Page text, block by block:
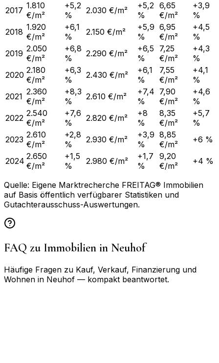
2017 1.810
€/m²
+5,2
%
2.030 €/m²
+5,2
%
6,65
€/m²
+3,9
%
2018 1.920
€/m²
+6,1
%
2.150 €/m²
+5,9
%
6,95
€/m²
+4,5
%
2019 2.050
€/m²
+6,8
%
2.290 €/m²
+6,5
%
7,25
€/m²
+4,3
%
2020 2.180
€/m²
+6,3
%
2.430 €/m²
+6,1
%
7,55
€/m²
+4,1
%
2021 2.360
€/m²
+8,3
%
2.610 €/m²
+7,4
%
7,90
€/m²
+4,6
%
2022 2.540
€/m²
+7,6
%
2.820 €/m²
+8
%
8,35
€/m²
+5,7
%
2023 2.610
€/m²
+2,8
%
2.930 €/m²
+3,9
%
8,85
€/m²
+6 %
2024 2.650
€/m²
+1,5
%
2.980 €/m²
+1,7
%
9,20
€/m²
+4 %
Quelle: Eigene Marktrecherche FREITAG® Immobilien
auf Basis öffentlich verfügbarer Statistiken und
Gutachterausschuss-Auswertungen.
FAQ zu Immobilien in Neuhof
Häufige Fragen zu Kauf, Verkauf, Finanzierung und
Wohnen in Neuhof — kompakt beantwortet.